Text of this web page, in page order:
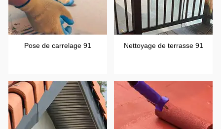
Pose de carrelage 91 Nettoyage de terrasse 91